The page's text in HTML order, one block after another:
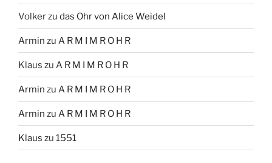
Volkerzu das Ohr von Alice Weidel
Armin zu A R M I M R O H R
Klaus zu A R M I M R O H R
Armin zu A R M I M R O H R
Armin zu A R M I M R O H R
Klaus zu 1551